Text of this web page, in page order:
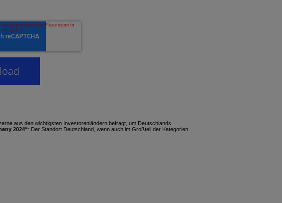
aus den wichtigsten Investorenländern befragt, um Deutschlands
2024“: Der Standort Deutschland, wenn auch im Großteil der Kategorien